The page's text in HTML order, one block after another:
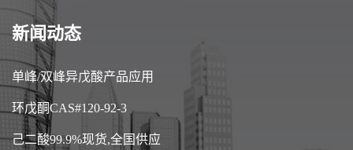
新闻动态
单峰/双峰异戊酸产品应用
环戊酮CAS#120-92-3
己二酸99.9%现货,全国供应